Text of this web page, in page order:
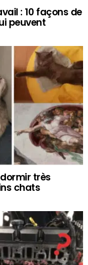
: 10 façons de
peuvent
très
chats